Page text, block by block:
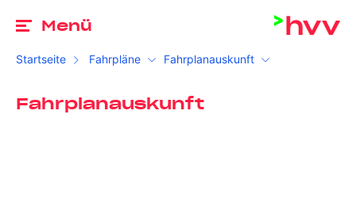
Menü
Startseite Fahrpläne Fahrplanauskunft
Fahrplanauskunft